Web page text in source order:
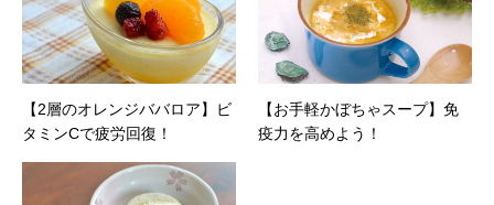
【2層のオレンジババロア】ビ
タミンCで疲労回復！
【お手軽かぼちゃスープ】免
疫力を高めよう！